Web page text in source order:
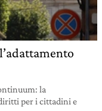
la
per i cittadini e